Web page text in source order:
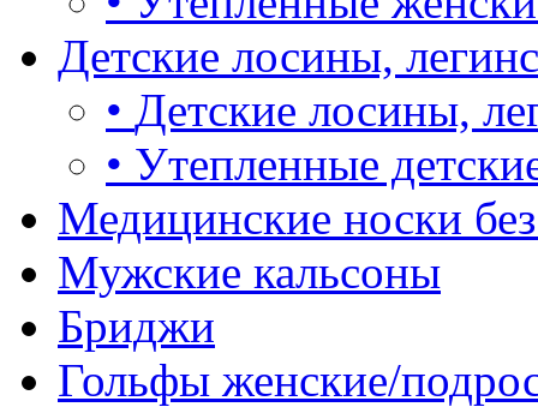
Детские лосины,
• Детские лосины,
• Утепленные
Медицинские носки
Мужские кальсоны
Бриджи
Гольфы женские/